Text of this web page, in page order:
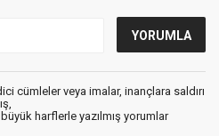
cümleler veya imalar, inançlara saldırı
harflerle yazılmış yorumlar